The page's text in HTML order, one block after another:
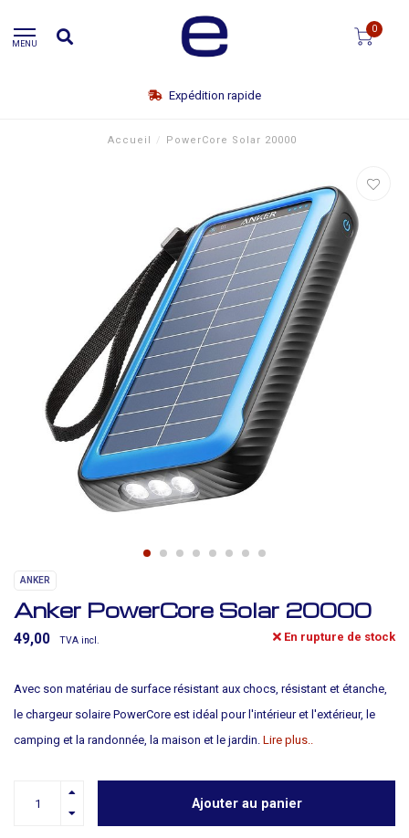
MENU
0
Expédition rapide
Accueil / PowerCore Solar 20000
ANKER
Anker PowerCore Solar 20000
49,00 TVA incl. En rupture de stock
Avec son matériau de surface résistant aux chocs, résistant et étanche,
le chargeur solaire PowerCore est idéal pour l'intérieur et l'extérieur, le
camping et la randonnée, la maison et le jardin. Lire plus..
Ajouter au panier